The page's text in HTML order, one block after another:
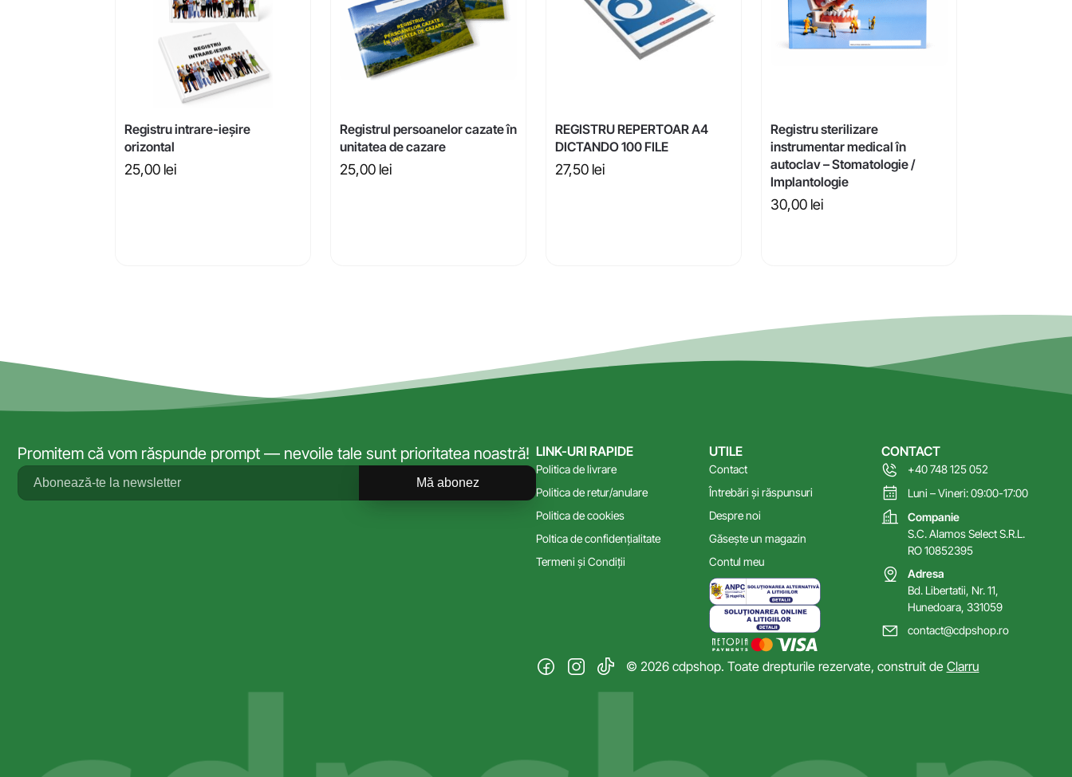
Registru intrare-ieșire
orizontal
25,00 lei
Registrul persoanelor cazate în
unitatea de cazare
25,00 lei
REGISTRU REPERTOAR A4
DICTANDO 100 FILE
27,50 lei
Registru sterilizare
instrumentar medical în
autoclav – Stomatologie /
Implantologie
30,00 lei
Promitem că vom răspunde prompt — nevoile tale sunt prioritatea noastră!
Mă abonez
LINK-URI RAPIDE
Politica de livrare
Politica de retur/anulare
Politica de cookies
Poltica de confidențialitate
Termeni și Condiții
UTILE
Contact
Întrebări și răspunsuri
Despre noi
Găsește un magazin
Contul meu
CONTACT
+40 748 125 052
Luni – Vineri: 09:00-17:00
Companie
S.C. Alamos Select S.R.L.
RO 10852395
Adresa
Bd. Libertatii, Nr. 11,
Hunedoara, 331059
contact@cdpshop.ro
© 2026 cdpshop. Toate drepturile rezervate, construit de Clarru